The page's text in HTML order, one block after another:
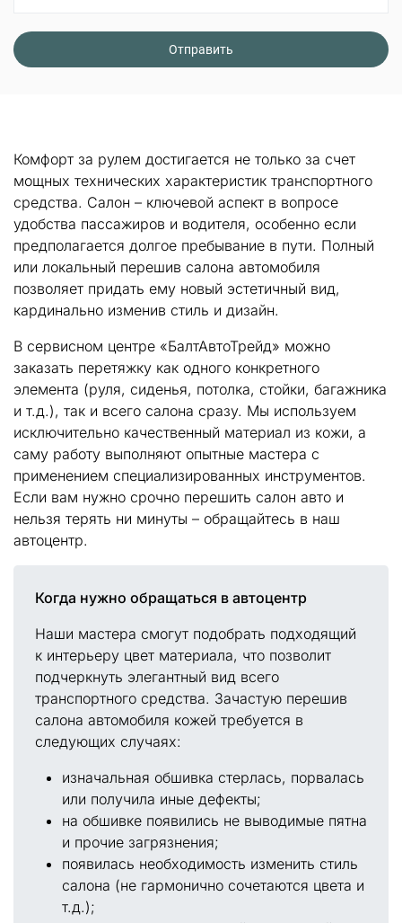
Комфорт за рулем достигается не только за счет
мощных технических характеристик транспортного
средства. Салон – ключевой аспект в вопросе
удобства пассажиров и водителя, особенно если
предполагается долгое пребывание в пути. Полный
или локальный перешив салона автомобиля
позволяет придать ему новый эстетичный вид,
кардинально изменив стиль и дизайн.
В сервисном центре «БалтАвтоТрейд» можно
заказать перетяжку как одного конкретного
элемента (руля, сиденья, потолка, стойки, багажника
и т.д.), так и всего салона сразу. Мы используем
исключительно качественный материал из кожи, а
саму работу выполняют опытные мастера с
применением специализированных инструментов.
Если вам нужно срочно перешить салон авто и
нельзя терять ни минуты – обращайтесь в наш
автоцентр.
Когда нужно обращаться в автоцентр
Наши мастера смогут подобрать подходящий
к интерьеру цвет материала, что позволит
подчеркнуть элегантный вид всего
транспортного средства. Зачастую перешив
салона автомобиля кожей требуется в
следующих случаях:
изначальная обшивка стерлась, порвалась
или получила иные дефекты;
на обшивке появились не выводимые пятна
и прочие загрязнения;
появилась необходимость изменить стиль
салона (не гармонично сочетаются цвета и
т.д.);